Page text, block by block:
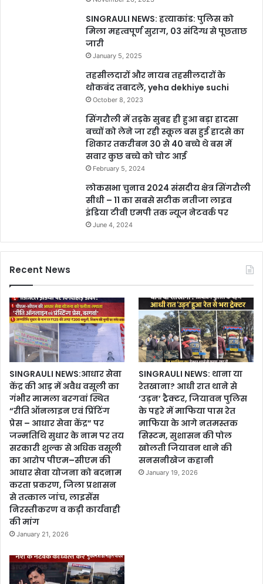
SINGRAULI NEWS: हत्याकांड: पुलिस को
मिला महत्वपूर्ण सुराग, 03 संदिग्ध से पूछताछ
जारी
January 5, 2025
तहसीलदारों और नायब तहसीलदारों के
थोकबंद तबादले, yeha dekhiye suchi
October 8, 2023
सिंगरौली में तड़के सुबह ही हुआ बड़ा हादसा
बच्चों को लेने जा रही स्कूल बस हुई हादसे का
शिकार तकरीबन 30 से 40 बच्चे थे बस में
सवार कुछ बच्चे को चोट आई
February 5, 2024
लोकसभा चुनाव 2024 संसदीय क्षेत्र सिंगरौली
सीधी – 11 का सबसे सटीक नतीजा लाइव
इंडिया टीवी एमपी तक न्यूज नेटवर्क पर
June 4, 2024
Recent News
SINGRAULI NEWS:आधार सेवा
केंद्र की आड़ में अवैध वसूली का
गंभीर मामला बरगवां स्थित
“रीति ऑनलाइन एवं प्रिंटिंग
प्रेस – आधार सेवा केंद्र” पर
जन्मतिथि सुधार के नाम पर तय
सरकारी शुल्क से अधिक वसूली
का आरोप पीएम–सीएम की
आधार सेवा योजना को बदनाम
करता प्रकरण, जिला प्रशासन
से तत्काल जांच, लाइसेंस
निरस्तीकरण व कड़ी कार्यवाही
की मांग
January 21, 2026
SINGRAULI NEWS: थाना या
रेतखाना? आधी रात थाने से
‘उड़न’ ट्रैक्टर, जियावन पुलिस
के पहरे में माफिया पास रेत
माफिया के आगे नतमस्तक
सिस्टम, सुशासन की पोल
खोलती जियावन थाने की
सनसनीखेज कहानी
January 19, 2026